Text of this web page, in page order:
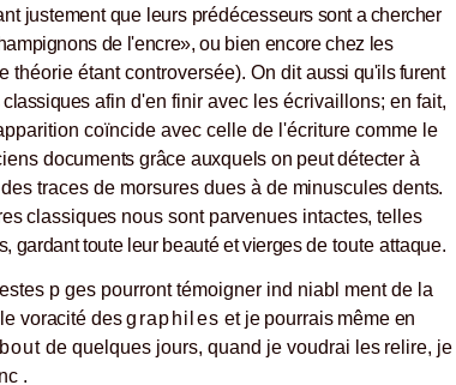
justement que leurs prédécesseurs sont a chercher
gnons de l'encre», ou bien encore chez les
théorie étant controversée). On ditaussi qu'ils furent
classiques afin d'en finir avec les écrivaillons; en fait,
coïncide avec celle de l'écriture comme le
documents grâce auxquels on peut détecter à
traces de morsures dues à de minuscules dents.
classiques nous sont parvenues intactes, telles
gardant toute leur beauté et viergesde toute attaque.
p ges pourront témoigner ind niabl ment de la
voracité desgraphiles et je pourrais même en
bout de quelques jours, quand jevoudrai les relire, je
.